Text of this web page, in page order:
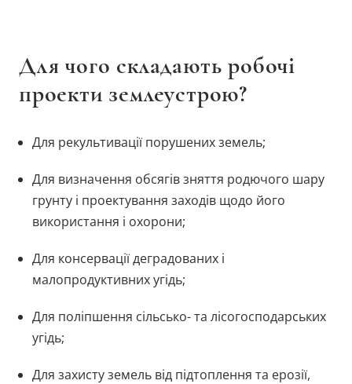
Для чого складають робочі
проекти землеустрою?
Для рекультивації порушених земель;
Для визначення обсягів зняття родючого шару
грунту і проектування заходів щодо його
використання і охорони;
Для консервації деградованих і
малопродуктивних угідь;
Для поліпшення сільсько- та лісогосподарських
угідь;
Для захисту земель від підтоплення та ерозії,